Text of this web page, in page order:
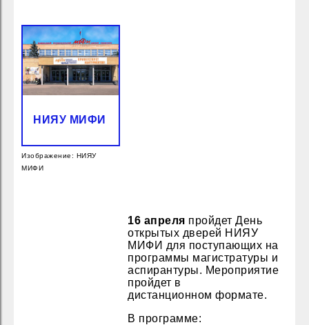
НИЯУ МИФИ
Изображение: НИЯУ
МИФИ
16 апреля пройдет День
открытых дверей НИЯУ
МИФИ для поступающих на
программы магистратуры и
аспирантуры. Мероприятие
пройдет в
дистанционном формате.
В программе: